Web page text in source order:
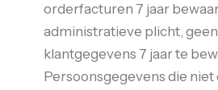
orderfacturen 7 jaar
administratieve plicht,
klantgegevens 7 jaar te
Persoonsgegevens die